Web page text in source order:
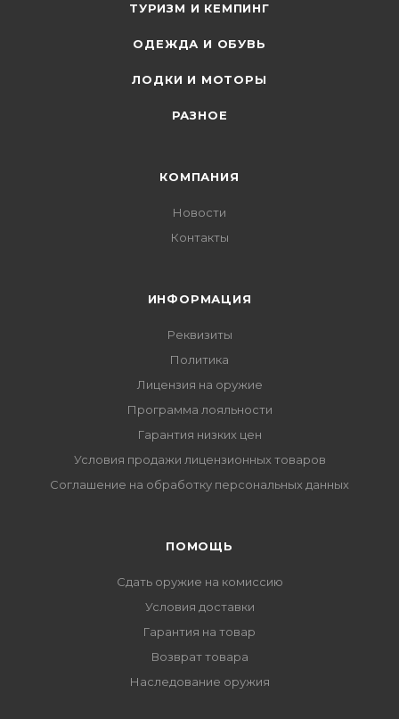
ТУРИЗМ И КЕМПИНГ
ОДЕЖДА И ОБУВЬ
ЛОДКИ И МОТОРЫ
РАЗНОЕ
КОМПАНИЯ
Новости
Контакты
ИНФОРМАЦИЯ
Реквизиты
Политика
Лицензия на оружие
Программа лояльности
Гарантия низких цен
Условия продажи лицензионных товаров
Соглашение на обработку персональных данных
ПОМОЩЬ
Сдать оружие на комиссию
Условия доставки
Гарантия на товар
Возврат товара
Наследование оружия